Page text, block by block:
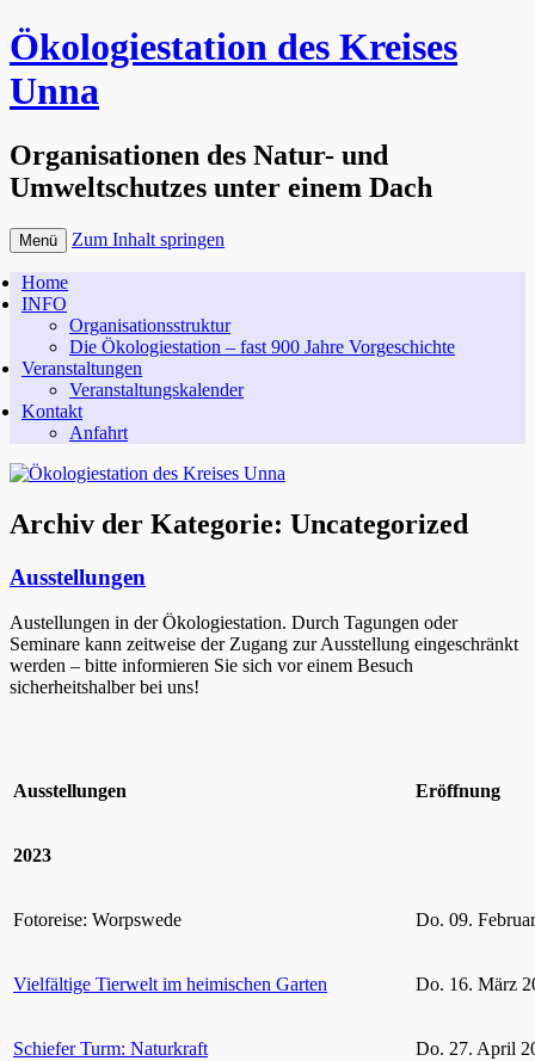
Ökologiestation des Kreises
Unna
Organisationen des Natur- und
Umweltschutzes unter einem Dach
Menü Zum Inhalt springen
Home
INFO
Organisationsstruktur
Die Ökologiestation – fast 900 Jahre Vorgeschichte
Veranstaltungen
Veranstaltungskalender
Kontakt
Anfahrt
Archiv der Kategorie: Uncategorized
Ausstellungen
Austellungen in der Ökologiestation. Durch Tagungen oder
Seminare kann zeitweise der Zugang zur Ausstellung eingeschränkt
werden – bitte informieren Sie sich vor einem Besuch
sicherheitshalber bei uns!
Ausstellungen Eröffnung
2023
Fotoreise: Worpswede Do. 09.
Vielfältige Tierwelt im heimischen Garten Do. 16. März
Schiefer Turm: Naturkraft Do. 27. April